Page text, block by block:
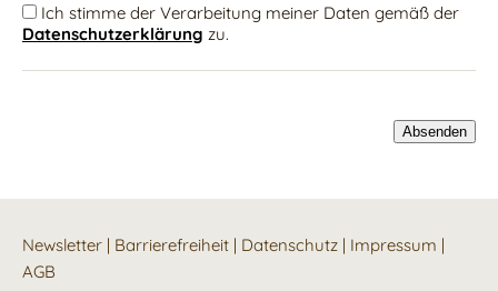
Ich stimme der Verarbeitung meiner Daten gemäß der
Datenschutzerklärung zu.
Newsletter | Barrierefreiheit | Datenschutz | Impressum |
AGB